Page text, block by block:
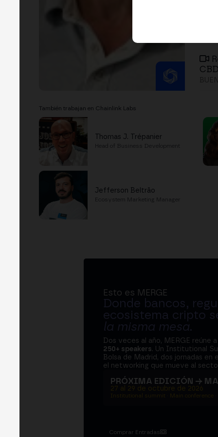
También trabajan en Chainlink Labs
Thomas J. Trépanier
Head of Business Development
Jefferson Beltrão
Ecosystem Marketing Manager
Esto es MERGE
Donde bancos,
ecosistema cripto
la misma mesa.
Dos veces al año, MERGE reúne
250+ speakers. Un Institutional
Bolsa de Madrid, dos jornadas en
el networking que mueve al
PRÓXIMA EDICIÓN →
27 al 29 de octubre de 2026
Institutional summit · Main conference
Comprar Entradas